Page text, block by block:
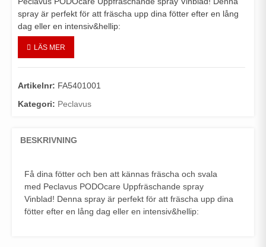
spray är perfekt för att fräscha upp dina fötter efter en lång
dag eller en intensiv&hellip:
LÄS MER
Artikelnr: FA5401001
Kategori: Peclavus
BESKRIVNING
Få dina fötter och ben att kännas fräscha och svala
med Peclavus PODOcare Uppfräschande spray
Vinblad! Denna spray är perfekt för att fräscha upp dina
fötter efter en lång dag eller en intensiv&hellip: